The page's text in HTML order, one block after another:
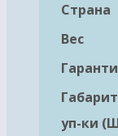
Страна
Вес
уп-ки